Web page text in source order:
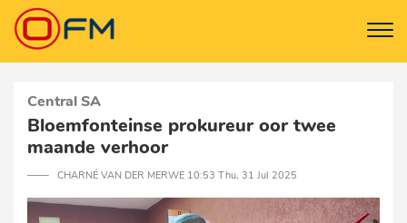
Central SA
Bloemfonteinse prokureur oor twee
maande verhoor
─── CHARNÉ VAN DER MERWE 10:53 Thu, 31 Jul 2025